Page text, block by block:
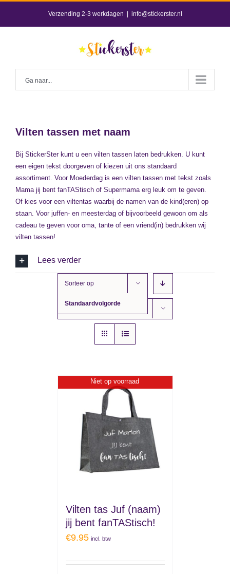
content
Verzending 2-3 werkdagen info@stickerster.nl
Ga naar...
Vilten tassen met naam
Bij StickerSter kunt u een vilten tassen laten bedrukken. U kunt
een eigen tekst doorgeven of kiezen uit ons standaard
assortiment. Voor Moederdag is een vilten tassen met tekst zoals
Mama jij bent fanTAStisch of Supermama erg leuk om te geven.
Of kies voor een viltentas waarbij de namen van de kind(eren) op
staan. Voor juffen- en meesterdag of bijvoorbeeld gewoon om als
cadeau te geven voor oma, tante of een vriend(in) bedrukken wij
vilten tassen!
Lees verder
Sorteer op
Standaardvolgorde
12 producten
Niet op voorraad
Vilten tas Juf (naam)
jij bent fanTAStisch!
€9.95 incl. btw